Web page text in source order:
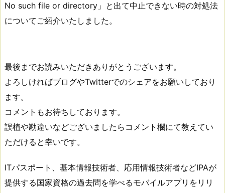
No such file or directory」と出て中止できない時の対処法
についてご紹介いたしました。
最後までお読みいただきありがとうございます。
よろしければブログやTwitterでのシェアをお願いしており
ます。
コメントもお待ちしております。
誤植や勘違いなどございましたらコメント欄にて教えてい
ただけると幸いです。
ITパスポート、基本情報技術者、応用情報技術者などIPAが
提供する国家資格の過去問を学べるモバイルアプリをリリ